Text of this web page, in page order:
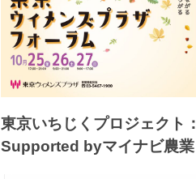
東京いちじくプロジェクト：
Supported byマイナビ農業